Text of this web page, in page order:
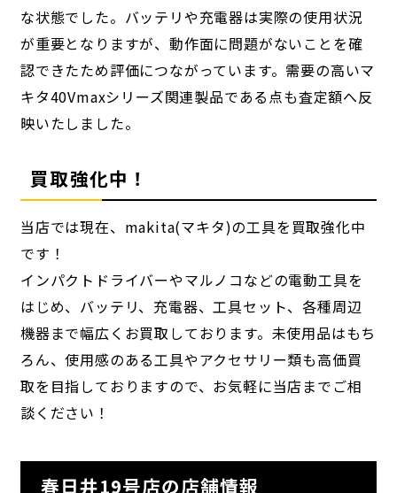
な状態でした。バッテリや充電器は実際の使用状況
が重要となりますが、動作面に問題がないことを確
認できたため評価につながっています。需要の高いマ
キタ40Vmaxシリーズ関連製品である点も査定額へ反
映いたしました。
買取強化中！
当店では現在、makita(マキタ)の工具を買取強化中
です！
インパクトドライバーやマルノコなどの電動工具を
はじめ、バッテリ、充電器、工具セット、各種周辺
機器まで幅広くお買取しております。未使用品はもち
ろん、使用感のある工具やアクセサリー類も高価買
取を目指しておりますので、お気軽に当店までご相
談ください！
春日井19号店の店舗情報